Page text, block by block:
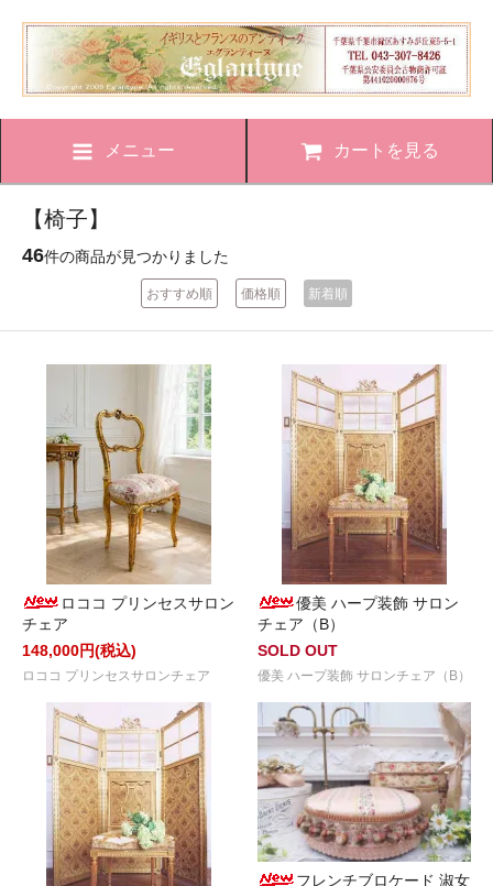
メニュー カートを見る
【椅子】
46件の商品が見つかりました
おすすめ順 価格順 新着順
ロココ プリンセスサロン
チェア
148,000円(税込)
ロココ プリンセスサロンチェア
優美 ハープ装飾 サロン
チェア（B）
SOLD OUT
優美 ハープ装飾 サロンチェア（B）
フレンチブロケード 淑女